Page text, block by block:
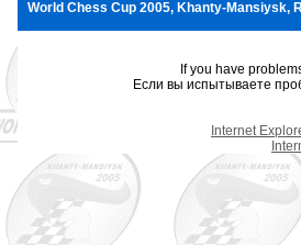
World Chess Cup 2005, Khanty-Mansiysk,
If you have
Если вы испытываете
Internet